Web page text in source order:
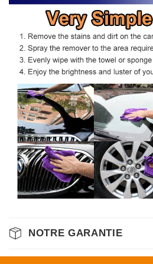
NOTRE GARANTIE